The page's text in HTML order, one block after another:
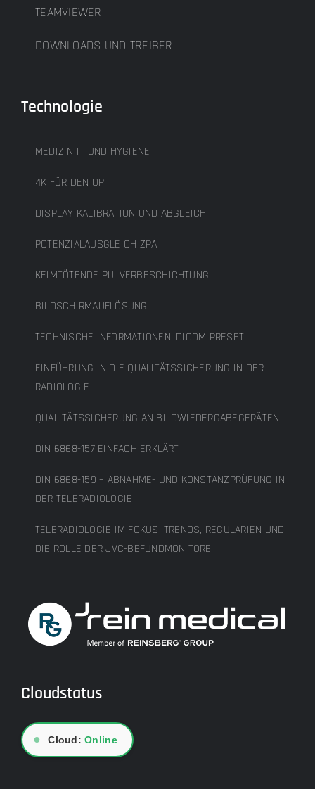
TEAMVIEWER
DOWNLOADS UND TREIBER
Technologie
MEDIZIN IT UND HYGIENE
4K FÜR DEN OP
DISPLAY KALIBRATION UND ABGLEICH
POTENZIALAUSGLEICH ZPA
KEIMTÖTENDE PULVERBESCHICHTUNG
BILDSCHIRMAUFLÖSUNG
TECHNISCHE INFORMATIONEN: DICOM PRESET
EINFÜHRUNG IN DIE QUALITÄTSSICHERUNG IN DER
RADIOLOGIE
QUALITÄTSSICHERUNG AN BILDWIEDERGABEGERÄTEN
DIN 6868-157 EINFACH ERKLÄRT
DIN 6868-159 – ABNAHME- UND KONSTANZPRÜFUNG IN
DER TELERADIOLOGIE
TELERADIOLOGIE IM FOKUS: TRENDS, REGULARIEN UND
DIE ROLLE DER JVC-BEFUNDMONITORE
Cloudstatus
● Cloud:Online